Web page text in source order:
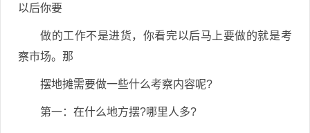
以后你要
做的工作不是进货，你看完以后马上要做的就是考
察市场。那
摆地摊需要做一些什么考察内容呢?
第一：在什么地方摆?哪里人多?